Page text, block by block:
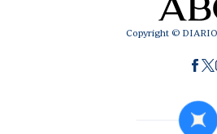
Copyright ©